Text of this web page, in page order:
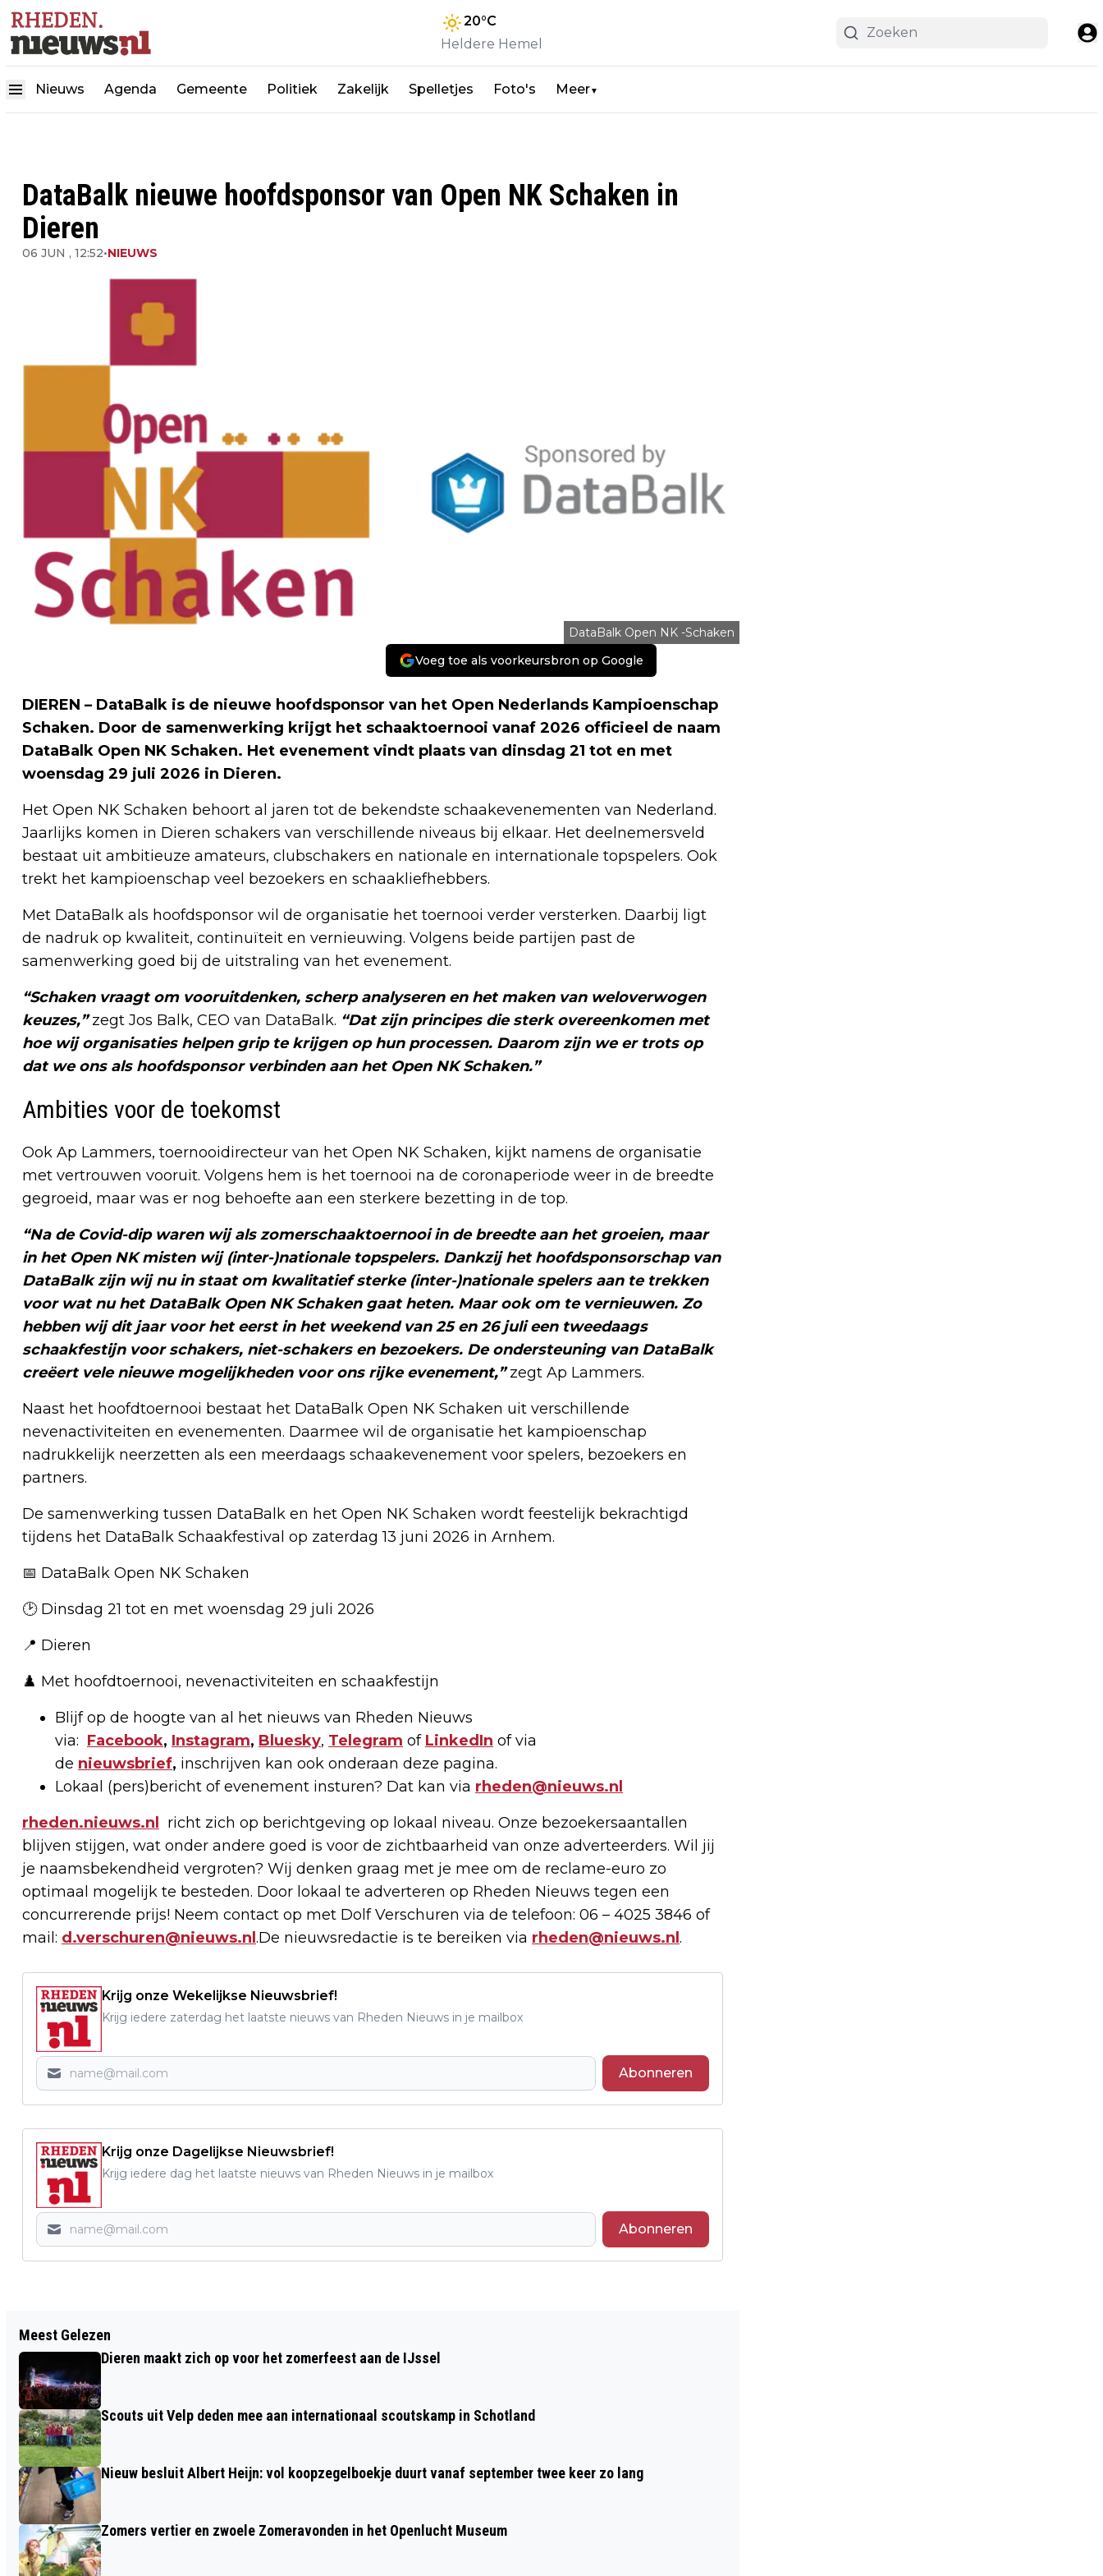
20°C
Heldere Hemel
Nieuws Agenda Gemeente Politiek Zakelijk Spelletjes Foto's Meer▼
DataBalk nieuwe hoofdsponsor van Open NK Schaken in
Dieren
06 JUN , 12:52•NIEUWS
DataBalk Open NK -Schaken
Voeg toe als voorkeursbron op Google
DIEREN – DataBalk is de nieuwe hoofdsponsor van het Open Nederlands Kampioenschap
Schaken. Door de samenwerking krijgt het schaaktoernooi vanaf 2026 officieel de naam
DataBalk Open NK Schaken. Het evenement vindt plaats van dinsdag 21 tot en met
woensdag 29 juli 2026 in Dieren.
Het Open NK Schaken behoort al jaren tot de bekendste schaakevenementen van Nederland.
Jaarlijks komen in Dieren schakers van verschillende niveaus bij elkaar. Het deelnemersveld
bestaat uit ambitieuze amateurs, clubschakers en nationale en internationale topspelers. Ook
trekt het kampioenschap veel bezoekers en schaakliefhebbers.
Met DataBalk als hoofdsponsor wil de organisatie het toernooi verder versterken. Daarbij ligt
de nadruk op kwaliteit, continuïteit en vernieuwing. Volgens beide partijen past de
samenwerking goed bij de uitstraling van het evenement.
“Schaken vraagt om vooruitdenken, scherp analyseren en het maken van weloverwogen
keuzes,”zegt Jos Balk, CEO van DataBalk. “Dat zijn principes die sterk overeenkomen met
hoe wij organisaties helpen grip te krijgen op hun processen. Daarom zijn we er trots op
dat we ons als hoofdsponsor verbinden aan het Open NK Schaken.”
Ambities voor de toekomst
Ook Ap Lammers, toernooidirecteur van het Open NK Schaken, kijkt namens de organisatie
met vertrouwen vooruit. Volgens hem is het toernooi na de coronaperiode weer in de breedte
gegroeid, maar was er nog behoefte aan een sterkere bezetting in de top.
“Na de Covid-dip waren wij als zomerschaaktoernooi in de breedte aan het groeien, maar
in het Open NK misten wij (inter-)nationale topspelers. Dankzij het hoofdsponsorschap van
DataBalk zijn wij nu in staat om kwalitatief sterke (inter-)nationale spelers aan te trekken
voor wat nu het DataBalk Open NK Schaken gaat heten. Maar ook om te vernieuwen. Zo
hebben wij dit jaar voor het eerst in het weekend van 25 en 26 juli een tweedaags
schaakfestijn voor schakers, niet-schakers en bezoekers. De ondersteuning van DataBalk
creëert vele nieuwe mogelijkheden voor ons rijke evenement,”zegt Ap Lammers.
Naast het hoofdtoernooi bestaat het DataBalk Open NK Schaken uit verschillende
nevenactiviteiten en evenementen. Daarmee wil de organisatie het kampioenschap
nadrukkelijk neerzetten als een meerdaags schaakevenement voor spelers, bezoekers en
partners.
De samenwerking tussen DataBalk en het Open NK Schaken wordt feestelijk bekrachtigd
tijdens het DataBalk Schaakfestival op zaterdag 13 juni 2026 in Arnhem.
📅 DataBalk Open NK Schaken
🕑 Dinsdag 21 tot en met woensdag 29 juli 2026
📍 Dieren
♟️ Met hoofdtoernooi, nevenactiviteiten en schaakfestijn
Blijf op de hoogte van al het nieuws van Rheden Nieuws
via: Facebook, Instagram, Bluesky, Telegram of LinkedIn of via
de nieuwsbrief, inschrijven kan ook onderaan deze pagina.
Lokaal (pers)bericht of evenement insturen? Dat kan via rheden@nieuws.nl
rheden.nieuws.nl
richt zich op berichtgeving op lokaal niveau. Onze bezoekersaantallen
blijven stijgen, wat onder andere goed is voor de zichtbaarheid van onze adverteerders. Wil jij
je naamsbekendheid vergroten? Wij denken graag met je mee om de reclame-euro zo
optimaal mogelijk te besteden. Door lokaal te adverteren op Rheden Nieuws tegen een
concurrerende prijs! Neem contact op met Dolf Verschuren via de telefoon: 06 – 4025 3846 of
mail: d.verschuren@nieuws.nl .De nieuwsredactie is te bereiken via rheden@nieuws.nl .
Krijg onze Wekelijkse Nieuwsbrief!
Krijg iedere zaterdag het laatste nieuws van Rheden Nieuws in je mailbox
Abonneren
Krijg onze Dagelijkse Nieuwsbrief!
Krijg iedere dag het laatste nieuws van Rheden Nieuws in je mailbox
Abonneren
SALDERINGSREGELING STOPT IN 2027:
WAT BETEKENT DAT VOOR JE
ENERGIEREKENING?
Meest Gelezen
Dieren maakt zich op voor het zomerfeest aan de IJssel
Scouts uit Velp deden mee aan internationaal scoutskamp in Schotland
Nieuw besluit Albert Heijn: vol koopzegelboekje duurt vanaf september twee keer zo lang
Zomers vertier en zwoele Zomeravonden in het Openlucht Museum